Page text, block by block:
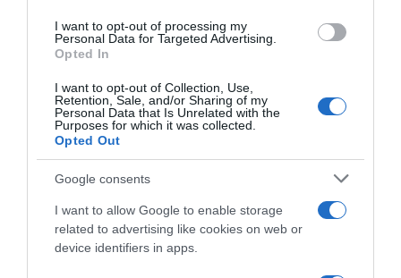
I want to opt-out of processing my
Personal Data for Targeted Advertising.
Opted In
I want to opt-out of Collection, Use,
Retention, Sale, and/or Sharing of my
Personal Data that Is Unrelated with the
Purposes for which it was collected.
Opted Out
Google consents
I want to allow Google to enable storage
related to advertising like cookies on web or
device identifiers in apps.
ΟΙΚΟΝΟΜΙΑ
ΥΠΑΑΤ: Οι πληρωμές προς τους αγρότες
εφέτος θα φτάσουν 3,7 δισ. ευρώ
αγροτικές επιδοτήσεις»